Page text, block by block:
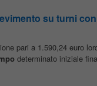
su turni
pari a 1.590,24 euro
determinato iniziale